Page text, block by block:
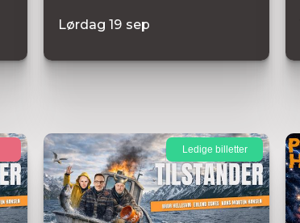
Lørdag 19 sep
Ledige billetter